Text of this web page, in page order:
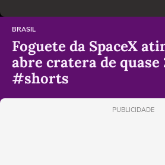
BRASIL
Foguete da SpaceX
abre cratera de
#shorts
PUBLICIDADE